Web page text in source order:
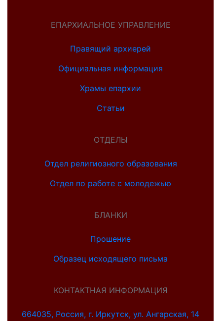
ЕПАРХИАЛЬНОЕ УПРАВЛЕНИЕ
Правящий архиерей
Официальная информация
Храмы епархии
Статьи
ОТДЕЛЫ
Отдел религиозного образования
Отдел по работе с молодежью
БЛАНКИ
Прошение
Образец исходящего письма
КОНТАКТНАЯ ИНФОРМАЦИЯ
664035, Россия, г. Иркутск, ул. Ангарская, 14